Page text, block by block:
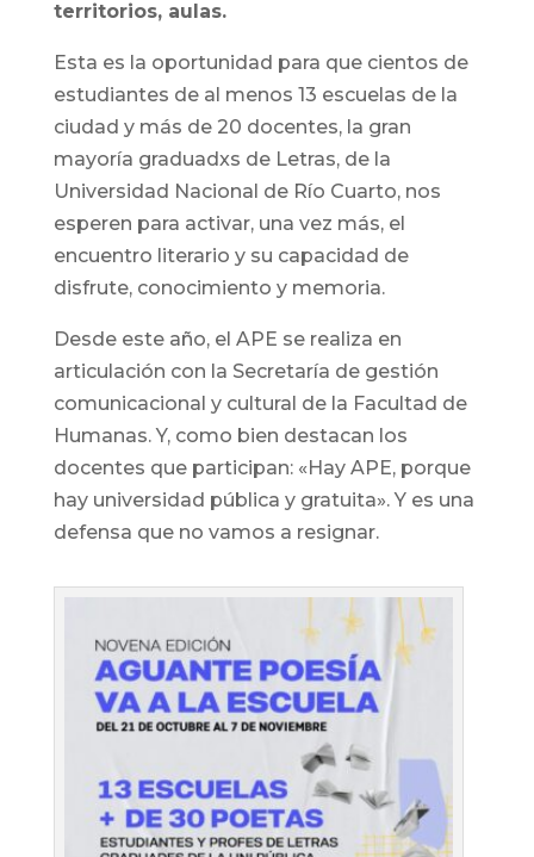
territorios, aulas.
Esta es la oportunidad para que cientos de
estudiantes de al menos 13 escuelas de la
ciudad y más de 20 docentes, la gran
mayoría graduadxs de Letras, de la
Universidad Nacional de Río Cuarto, nos
esperen para activar, una vez más, el
encuentro literario y su capacidad de
disfrute, conocimiento y memoria.
Desde este año, el APE se realiza en
articulación con la Secretaría de gestión
comunicacional y cultural de la Facultad de
Humanas. Y, como bien destacan los
docentes que participan: «Hay APE, porque
hay universidad pública y gratuita». Y es una
defensa que no vamos a resignar.